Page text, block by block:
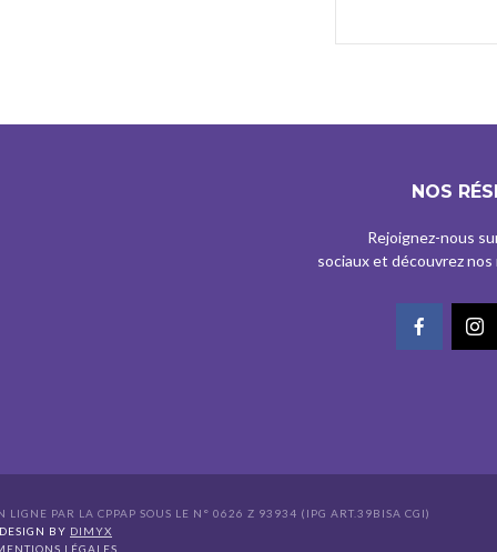
NOS
Rejoignez-nous
sociaux et découvrez
LIGNE PAR LA CPPAP SOUS LE N° 0626 Z 93934 (IPG ART.39BISA CGI)
DESIGN BY DIMYX
LÉGALES